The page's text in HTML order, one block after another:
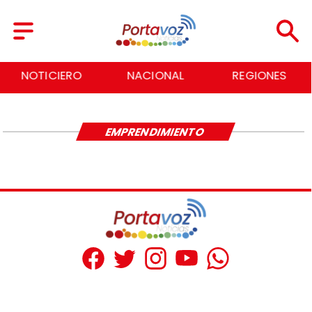
NOTICIERO NACIONAL REGIONES
EMPRENDIMIENTO